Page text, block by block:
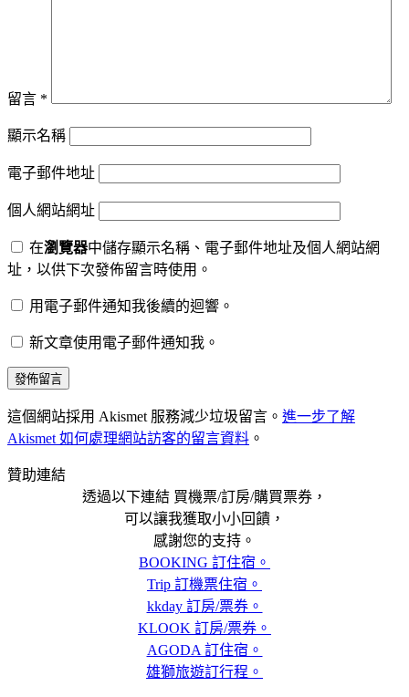
留言 *
顯示名稱
電子郵件地址
個人網站網址
在瀏覽器中儲存顯示名稱、電子郵件地址及個人網站網
址，以供下次發佈留言時使用。
用電子郵件通知我後續的迴響。
新文章使用電子郵件通知我。
這個網站採用 Akismet 服務減少垃圾留言。 進一步了解
Akismet 如何處理網站訪客的留言資料 。
贊助連結
透過以下連結 買機票/訂房/購買票券，
可以讓我獲取小小回饋，
感謝您的支持。
BOOKING 訂住宿。
Trip 訂機票住宿。
kkday 訂房/票券。
KLOOK 訂房/票券。
AGODA 訂住宿。
雄獅旅遊訂行程。